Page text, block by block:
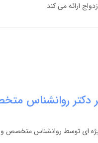
ارائه می کند
دکتر روانشناس
ویژه ای توسط روانشناس